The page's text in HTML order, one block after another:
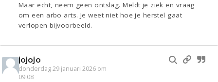
Maar echt, neem geen ontslag. Meldt je ziek en vraag
om een arbo arts. Je weet niet hoe je herstel gaat
verlopen bijvoorbeeld.
jojojo
donderdag 29 januari 2026 om
09:08